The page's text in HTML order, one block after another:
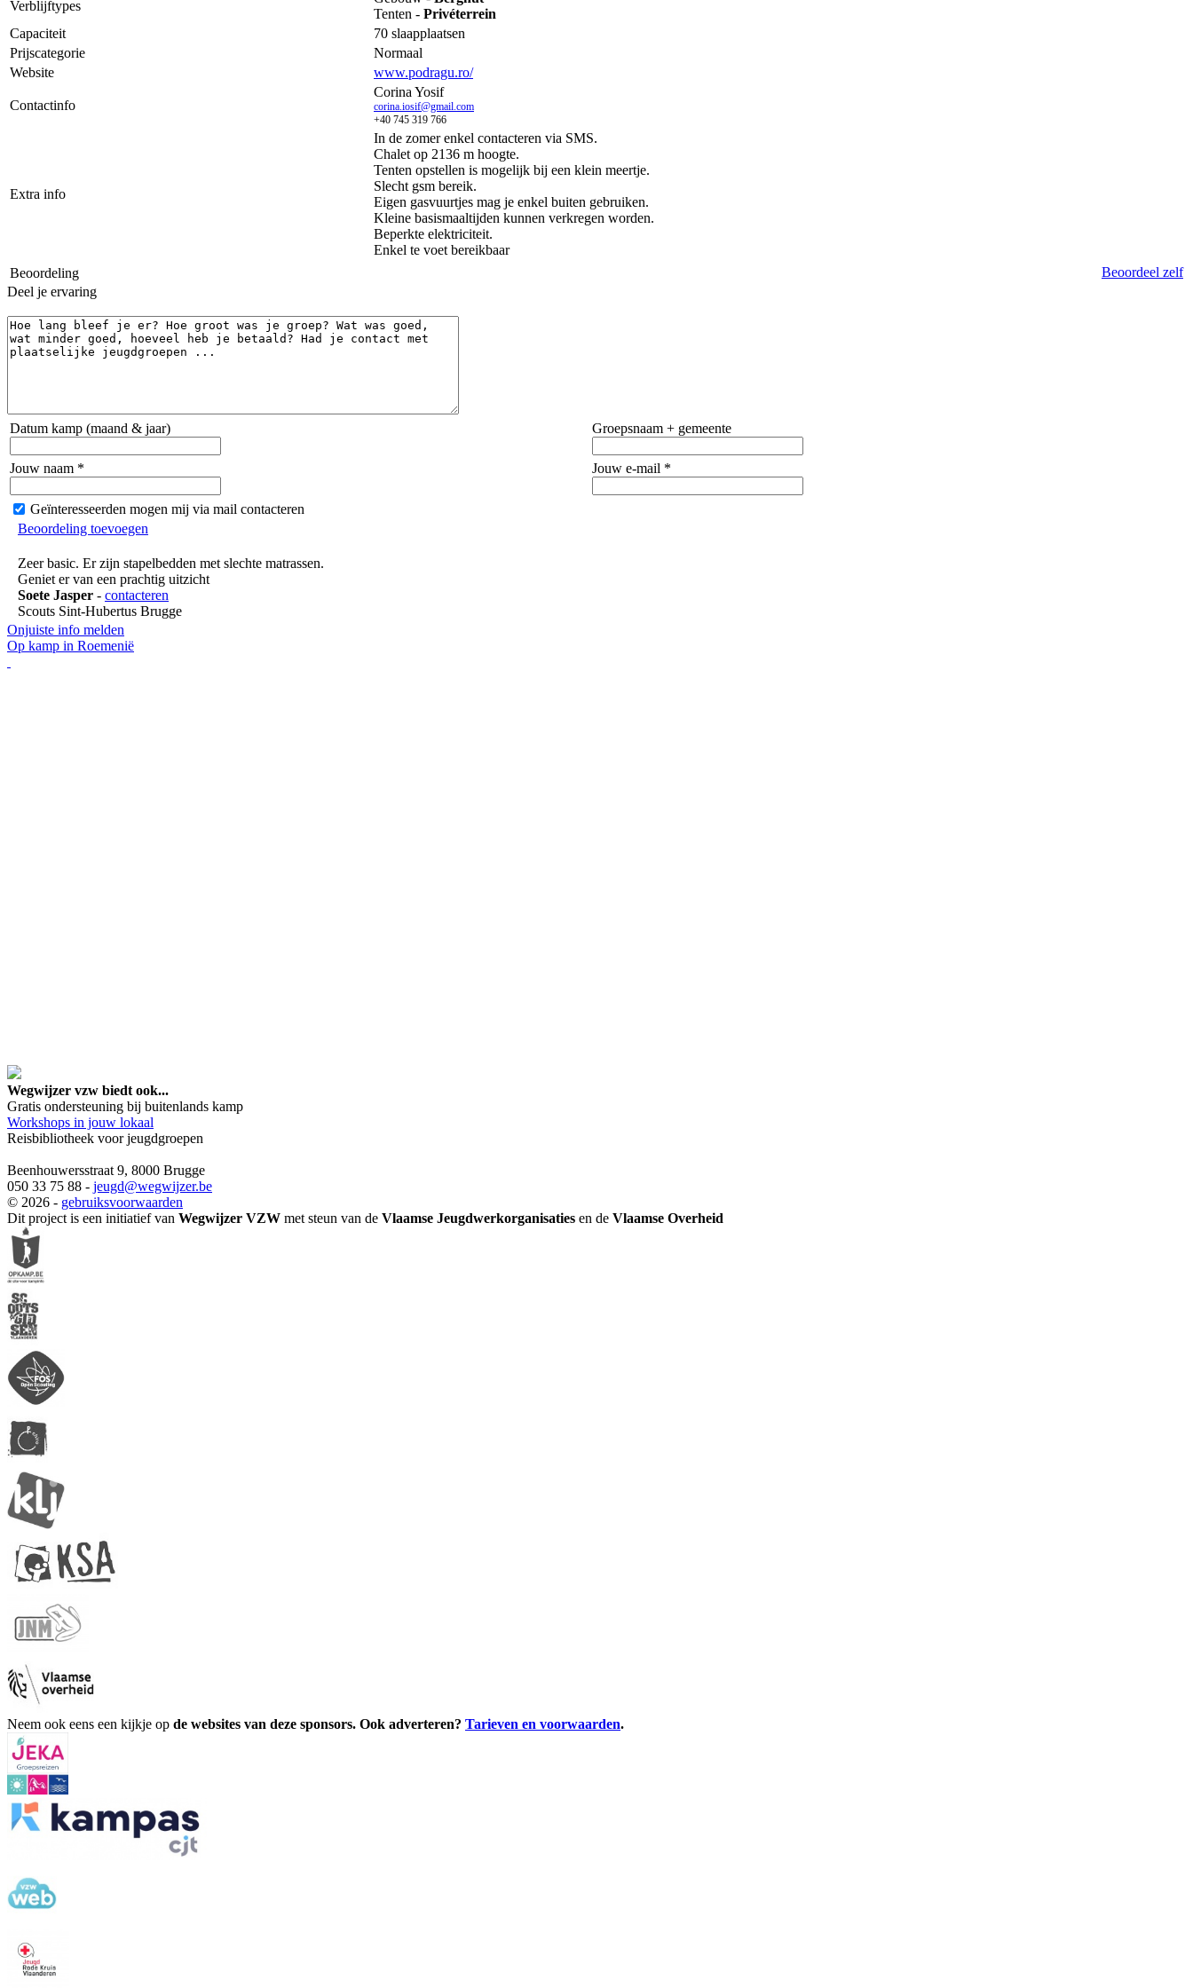
Verblijftypes
Tenten - Privéterrein
Capaciteit
70 slaapplaatsen
Prijscategorie
Normaal
Website
www.podragu.ro/
Contactinfo
Corina Yosif
corina.iosif@gmail.com
+40 745 319 766
Extra info
In de zomer enkel contacteren via SMS.
Chalet op 2136 m hoogte.
Tenten opstellen is mogelijk bij een klein meertje.
Slecht gsm bereik.
Eigen gasvuurtjes mag je enkel buiten gebruiken.
Kleine basismaaltijden kunnen verkregen worden.
Beperkte elektriciteit.
Enkel te voet bereikbaar
Beoordeling
Beoordeel zelf
Deel je ervaring
Datum kamp (maand & jaar) Groepsnaam + gemeente
Jouw naam * Jouw e-mail *
Geïnteresseerden mogen mij via mail contacteren
Beoordeling toevoegen
Zeer basic. Er zijn stapelbedden met slechte matrassen.
Geniet er van een prachtig uitzicht
Soete Jasper - contacteren
Scouts Sint-Hubertus Brugge
Onjuiste info melden
Op kamp in Roemenië
Wegwijzer vzw biedt ook...
Gratis ondersteuning bij buitenlands kamp
Workshops in jouw lokaal
Reisbibliotheek voor jeugdgroepen
Beenhouwersstraat 9, 8000 Brugge
050 33 75 88 - jeugd@wegwijzer.be
© 2026 - gebruiksvoorwaarden
Dit project is een initiatief van Wegwijzer VZW met steun van de Vlaamse Jeugdwerkorganisaties en de Vlaamse Overheid
Neem ook eens een kijkje op de websites van deze sponsors. Ook adverteren? Tarieven en voorwaarden.